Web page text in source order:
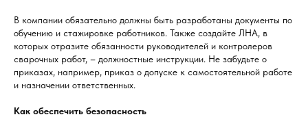
В компании обязательно должны быть разработаны документы по
обучению и стажировке работников. Также создайте ЛНА, в
которых отразите обязанности руководителей и контролеров
сварочных работ, – должностные инструкции. Не забудьте о
приказах, например, приказ о допуске к самостоятельной работе
и назначении ответственных.
Как обеспечить безопасность